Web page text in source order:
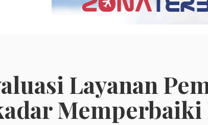
Kearifan Diogenes
Ketika Intelektualitas Kehilangan Kemanusiaan
Layanan